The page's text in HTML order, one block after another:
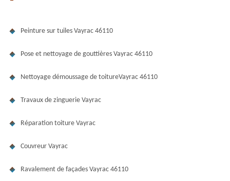
Peinture sur tuiles Vayrac 46110
Pose et nettoyage de gouttières Vayrac 46110
Nettoyage démoussage de toitureVayrac 46110
Travaux de zinguerie Vayrac
Réparation toiture Vayrac
Couvreur Vayrac
Ravalement de façades Vayrac 46110